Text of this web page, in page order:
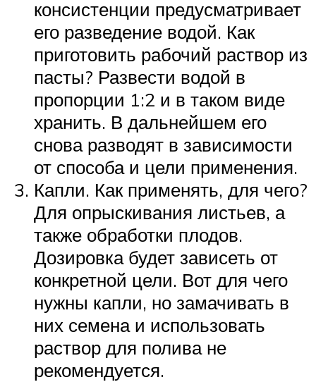
консистенции предусматривает
его разведение водой. Как
приготовить рабочий раствор из
пасты? Развести водой в
пропорции 1:2 и в таком виде
хранить. В дальнейшем его
снова разводят в зависимости
от способа и цели применения.
Капли. Как применять, для чего?
Для опрыскивания листьев, а
также обработки плодов.
Дозировка будет зависеть от
конкретной цели. Вот для чего
нужны капли, но замачивать в
них семена и использовать
раствор для полива не
рекомендуется.